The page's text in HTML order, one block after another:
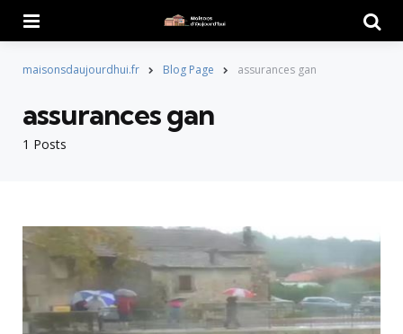
maisonsdaujourdhui.fr Blog Page assurances gan
1 Posts
assurances gan